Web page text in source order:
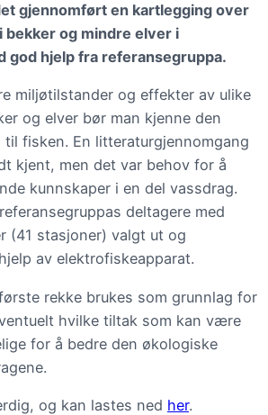
gjennomført en kartlegging over
bekker og mindre elver i
god hjelp fra referansegruppa.
miljøtilstander og effekter av ulike
og elver bør man kjenne den
fisken. En litteraturgjennomgang
kjent, men det var behov for å
kunnskaper i en del vassdrag.
deltagere med
(41 stasjoner) valgt ut og
av elektrofiskeapparat.
rekke brukes som grunnlag for
hvilke tiltak som kan være
for å bedre den økologiske
og kan lastes ned her.